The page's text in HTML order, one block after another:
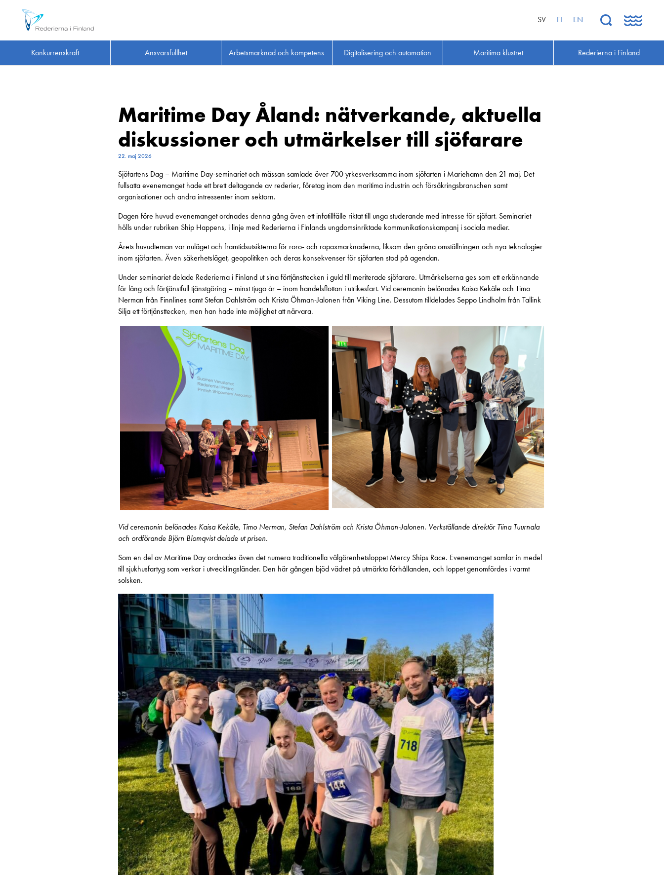
SV FI EN
Konkurrenskraft Ansvarsfullhet Arbetsmarknad och kompetens Digitalisering och automation Maritima klustret Rederierna i Finland
Maritime Day Åland: nätverkande, aktuella
diskussioner och utmärkelser till sjöfarare
22. maj 2026
Sjöfartens Dag – Maritime Day-seminariet och mässan samlade över 700 yrkesverksamma inom sjöfarten i Mariehamn den 21 maj. Det
fullsatta evenemanget hade ett brett deltagande av rederier, företag inom den maritima industrin och försäkringsbranschen samt
organisationer och andra intressenter inom sektorn.
Dagen före huvud evenemanget ordnades denna gång även ett infotillfälle riktat till unga studerande med intresse för sjöfart. Seminariet
hölls under rubriken Ship Happens, i linje med Rederierna i Finlands ungdomsinriktade kommunikationskampanj i sociala medier.
Årets huvudteman var nuläget och framtidsutsikterna för roro- och ropaxmarknaderna, liksom den gröna omställningen och nya teknologier
inom sjöfarten. Även säkerhetsläget, geopolitiken och deras konsekvenser för sjöfarten stod på agendan.
Under seminariet delade Rederierna i Finland ut sina förtjänsttecken i guld till meriterade sjöfarare. Utmärkelserna ges som ett erkännande
för lång och förtjänstfull tjänstgöring – minst tjugo år – inom handelsflottan i utrikesfart. Vid ceremonin belönades Kaisa Kekäle och Timo
Nerman från Finnlines samt Stefan Dahlström och Krista Öhman-Jalonen från Viking Line. Dessutom tilldelades Seppo Lindholm från Tallink
Silja ett förtjänsttecken, men han hade inte möjlighet att närvara.
Vid ceremonin belönades Kaisa Kekäle, Timo Nerman, Stefan Dahlström och Krista Öhman-Jalonen. Verkställande direktör Tiina Tuurnala
och ordförande Björn Blomqvist delade ut prisen.
Som en del av Maritime Day ordnades även det numera traditionella välgörenhetsloppet Mercy Ships Race. Evenemanget samlar in medel
till sjukhusfartyg som verkar i utvecklingsländer. Den här gången bjöd vädret på utmärkta förhållanden, och loppet genomfördes i varmt
solsken.